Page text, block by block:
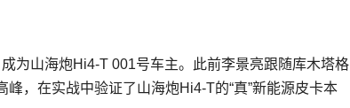
为山海炮Hi4-T 001号车主。此前李景亮跟随库木塔格
，在实战中验证了山海炮Hi4-T的“真”新能源皮卡本